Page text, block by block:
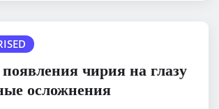
чирия на глазу
осложнения